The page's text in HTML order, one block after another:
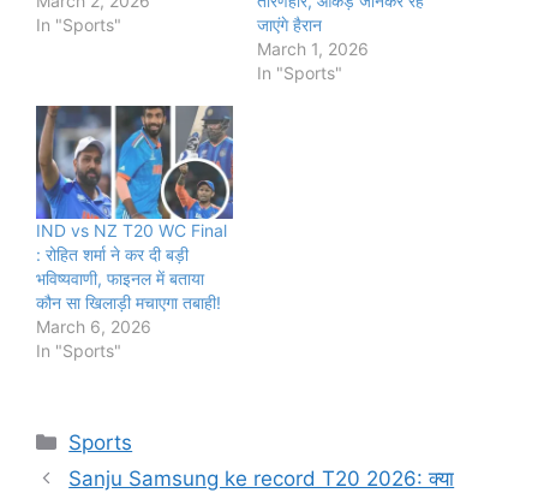
In "Sports"
जाएंगे हैरान
March 1, 2026
In "Sports"
IND vs NZ T20 WC Final
: रोहित शर्मा ने कर दी बड़ी
भविष्यवाणी, फाइनल में बताया
कौन सा खिलाड़ी मचाएगा तबाही!
March 6, 2026
In "Sports"
Categories
Sports
Sanju Samsung ke record T20 2026: क्या